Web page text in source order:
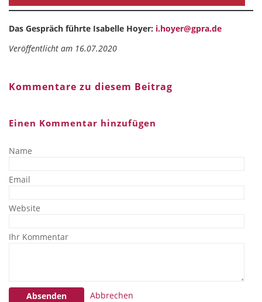
Das Gespräch führte Isabelle Hoyer: i.hoyer@gpra.de
Veröffentlicht am 16.07.2020
Kommentare zu diesem Beitrag
Einen Kommentar hinzufügen
Name
Email
Website
Ihr Kommentar
Absenden Abbrechen